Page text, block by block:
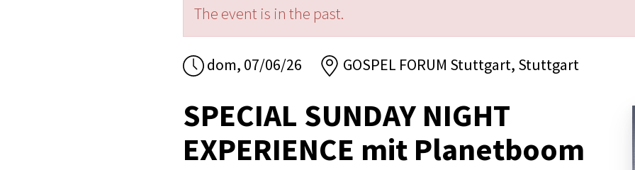
The event is in the past.
dom, 07/06/26 GOSPEL FORUM Stuttgart, Stuttgart
SPECIAL SUNDAY NIGHT
EXPERIENCE mit Planetboom